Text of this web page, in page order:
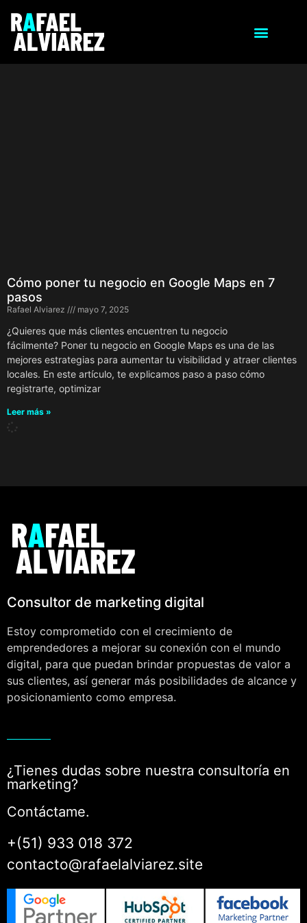
Cómo poner tu negocio en Google Maps en 7
pasos
Rafael Alviarez mayo 7, 2025
¿Quieres que más clientes encuentren tu negocio
fácilmente? Poner tu negocio en Google Maps es una de las
mejores estrategias para aumentar tu visibilidad y atraer clientes
locales. En este artículo, te explicamos paso a paso cómo
registrarte, optimizar
Leer más »
Consultor de marketing digital
Estoy comprometido con el crecimiento de
emprendedores a mejorar su conexión con el mundo
digital, para que puedan brindar propuestas de valor a
sus clientes, así generar más posibilidades de alcance y
posicionamiento como empresa.
¿Tienes dudas sobre nuestra consultoría en
marketing?
Contáctame.
+(51) 933 018 372
contacto@rafaelalviarez.site